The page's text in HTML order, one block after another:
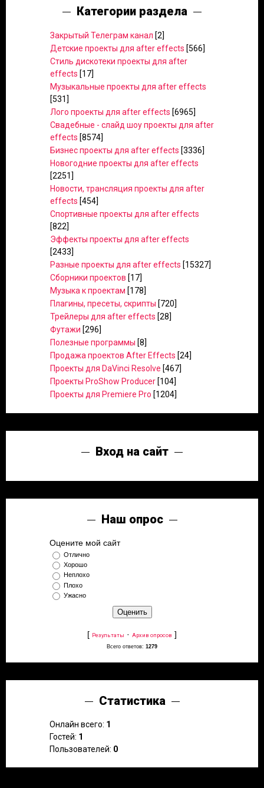
Категории раздела
Закрытый Телеграм канал [2]
Детские проекты для after effects [566]
Стиль дискотеки проекты для after
effects [17]
Музыкальные проекты для after effects
[531]
Лого проекты для after effects [6965]
Свадебные - слайд шоу проекты для after
effects [8574]
Бизнес проекты для after effects [3336]
Новогодние проекты для after effects
[2251]
Новости, трансляция проекты для after
effects [454]
Спортивные проекты для after effects
[822]
Эффекты проекты для after effects
[2433]
Разные проекты для after effects [15327]
Сборники проектов [17]
Музыка к проектам [178]
Плагины, пресеты, скрипты [720]
Трейлеры для after effects [28]
Футажи [296]
Полезные программы [8]
Продажа проектов After Effects [24]
Проекты для DaVinci Resolve [467]
Проекты ProShow Producer [104]
Проекты для Premiere Pro [1204]
Вход на сайт
Наш опрос
Оцените мой сайт
Отлично
Хорошо
Неплохо
Плохо
Ужасно
[ Результаты · Архив опросов ]
Всего ответов: 1279
Статистика
Онлайн всего: 1
Гостей: 1
Пользователей: 0